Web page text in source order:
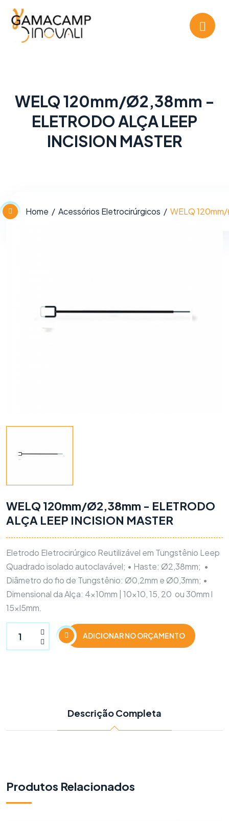
WELQ 120mm/Ø2,38mm -
ELETRODO ALÇA LEEP
INCISION MASTER
Home Acessórios Eletrocirúrgicos WELQ
WELQ 120mm/Ø2,38mm - ELETRODO
ALÇA LEEP INCISION MASTER
Eletrodo Eletrocirúrgico Reutilizável em Tungstênio Leep
Quadrado isolado autoclavável; • Haste: Ø2,38mm; •
Diâmetro do fio de Tungstênio: Ø0,2mm e Ø0,3mm; •
Dimensional da Alça: 4x10mm | 10x10, 15, 20 ou 30mm l
15xl5mm.
ADICIONAR NO ORÇAMENTO
Descrição Completa
Produtos Relacionados